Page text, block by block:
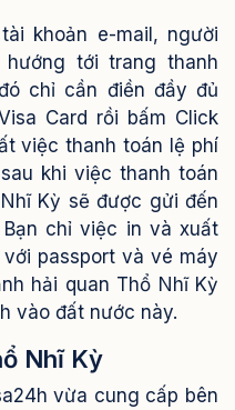
khoản e-mail, người
tới trang thanh
chỉ cần điền đầy đủ
Card rồi bấm Click
việc thanh toán lệ phí
khi việc thanh toán
Kỳ sẽ được gửi đến
Bạn chỉ việc in và xuất
passport và vé máy
hải quan Thổ Nhĩ Kỳ
vào đất nước này.
Nhĩ Kỳ
vừa cung cấp bên